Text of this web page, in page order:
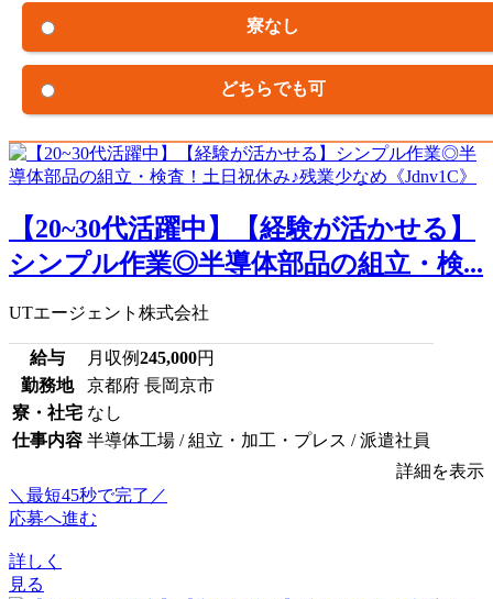
寮なし
どちらでも可
【20~30代活躍中】【経験が活かせる】
シンプル作業◎半導体部品の組立・検...
UTエージェント株式会社
給与 月収例245,000円
勤務地
京都府 長岡京市
寮・社宅 なし
仕事内容 半導体工場 / 組立・加工・プレス / 派遣社員
詳細を表示
＼最短45秒で完了／
応募へ進む
詳しく
見る